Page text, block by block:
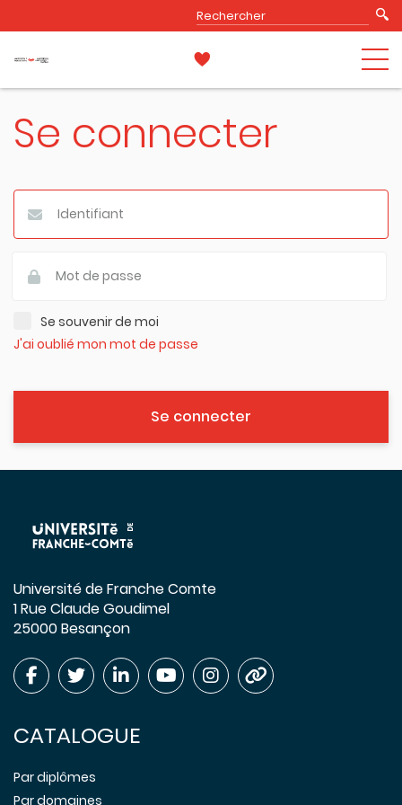
Se connecter
Se souvenir de moi
J'ai oublié mon mot de passe
Se connecter
Université de Franche Comte
1 Rue Claude Goudimel
25000 Besançon
CATALOGUE
Par diplômes
Par domaines